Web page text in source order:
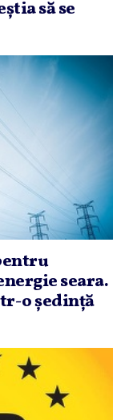
să se
seara.
o şedinţă